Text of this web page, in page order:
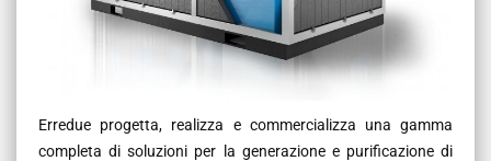
Erredue progetta, realizza e commercializza una gamma
completa di soluzioni per la generazione e purificazione di